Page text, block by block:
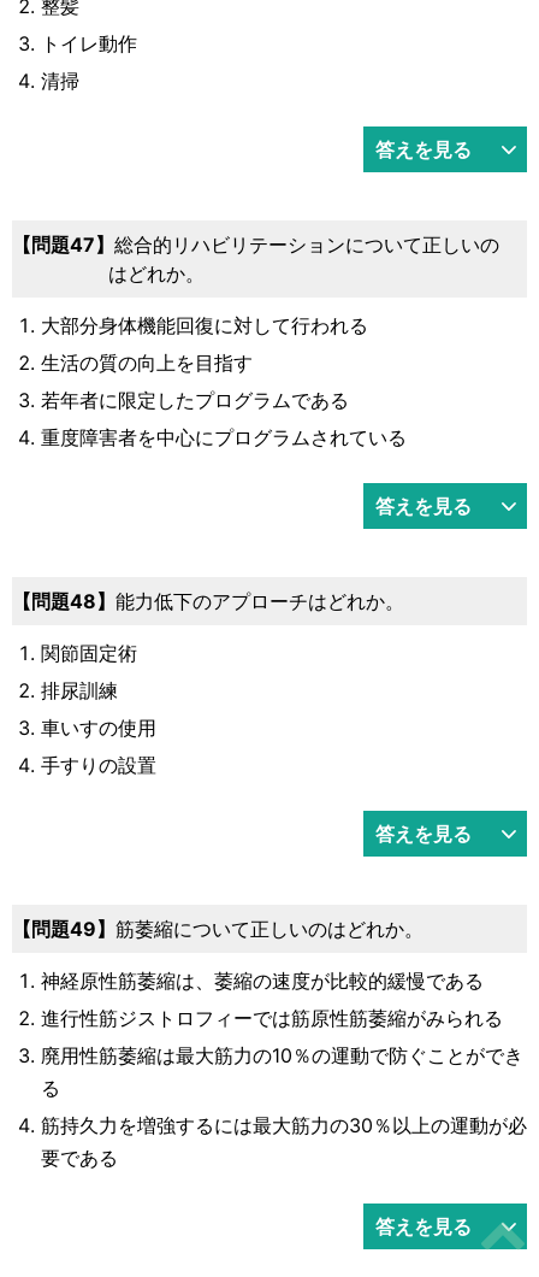
整髪
トイレ動作
清掃
答えを見る
47
総合的リハビリテーションについて正しいの
はどれか。
大部分身体機能回復に対して行われる
生活の質の向上を目指す
若年者に限定したプログラムである
重度障害者を中心にプログラムされている
答えを見る
48 能力低下のアプローチはどれか。
関節固定術
排尿訓練
車いすの使用
手すりの設置
答えを見る
49 筋萎縮について正しいのはどれか。
神経原性筋萎縮は、萎縮の速度が比較的緩慢である
進行性筋ジストロフィーでは筋原性筋萎縮がみられる
廃用性筋萎縮は最大筋力の10％の運動で防ぐことができ
る
筋持久力を増強するには最大筋力の30％以上の運動が必
要である
答えを見る